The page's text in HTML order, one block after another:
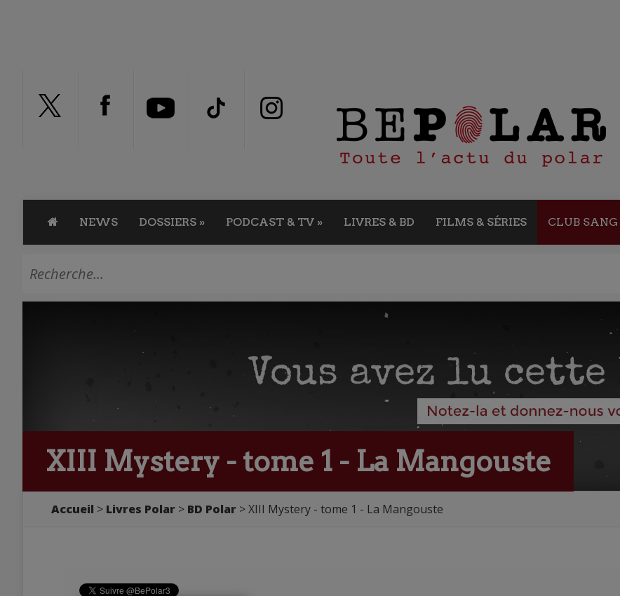
NEWS DOSSIERS » PODCAST & TV » LIVRES & BD FILMS & SÉRIES CLUB SANG
XIII Mystery - tome 1 - La Mangouste
Accueil Livres Polar BD Polar XIII Mystery - tome 1 - La Mangouste